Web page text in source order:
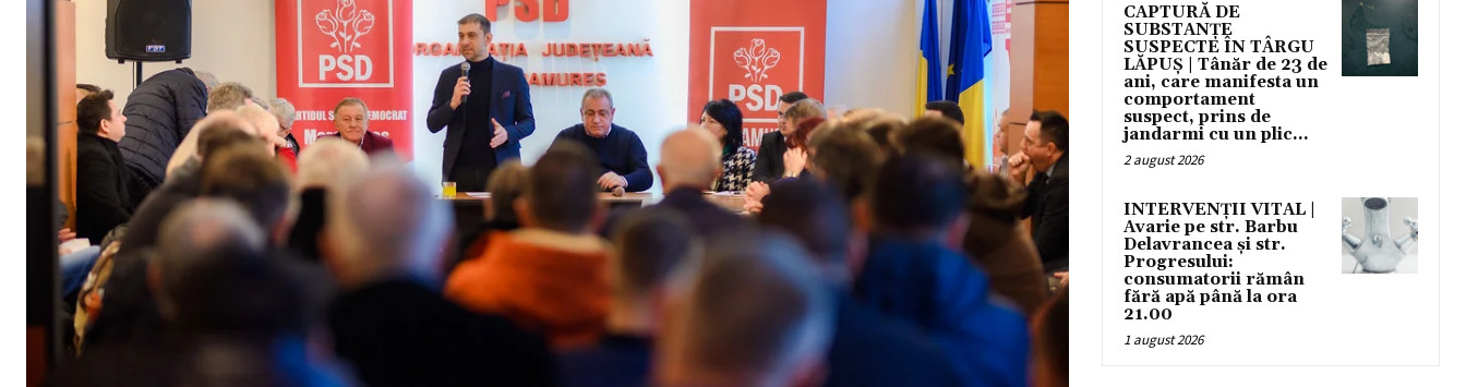
CAPTURĂ DE
SUBSTANȚE
SUSPECTE ÎN TÂRGU
LĂPUȘ | Tânăr de 23 de
ani, care manifesta un
comportament
suspect, prins de
jandarmi cu un plic...
2 august 2026
INTERVENȚII VITAL |
Avarie pe str. Barbu
Delavrancea și str.
Progresului:
consumatorii rămân
fără apă până la ora
21.00
1 august 2026